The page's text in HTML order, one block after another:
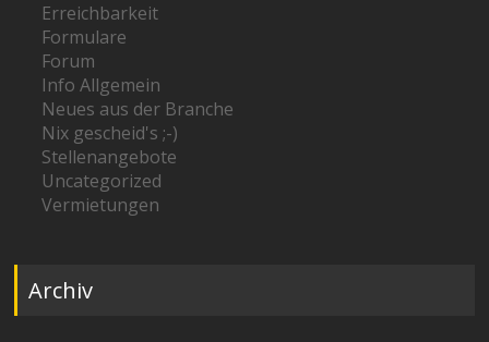
Erreichbarkeit
Formulare
Forum
Info Allgemein
Neues aus der Branche
Nix gescheid's ;-)
Stellenangebote
Uncategorized
Vermietungen
Archiv